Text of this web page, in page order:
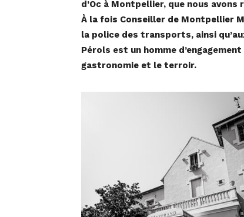
d’Oc à Montpellier, que nous
À la fois Conseiller de Montpellier
la police des transports, ainsi
Pérols est un homme
gastronomie et le terroir.